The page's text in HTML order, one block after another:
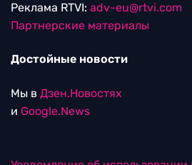
Реклама RTVI: adv-eu@rtvi.com
Партнерские материалы
Достойные новости
Мы в Дзен.Новостях
и Google.News